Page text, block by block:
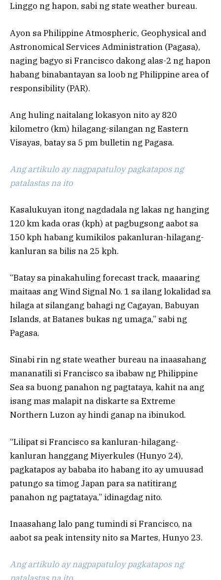
Linggo ng hapon, sabi ng state weather bureau.
Ayon sa Philippine Atmospheric, Geophysical and
Astronomical Services Administration (Pagasa),
naging bagyo si Francisco dakong alas-2 ng hapon
habang binabantayan sa loob ng Philippine area of ​​
responsibility (PAR).
Ang huling naitalang lokasyon nito ay 820
kilometro (km) hilagang-silangan ng Eastern
Visayas, batay sa 5 pm bulletin ng Pagasa.
Ang artikulo ay nagpapatuloy pagkatapos ng
patalastas na ito
Kasalukuyan itong nagdadala ng lakas ng hanging
120 km kada oras (kph) at pagbugsong aabot sa
150 kph habang kumikilos pakanluran-hilagang-
kanluran sa bilis na 25 kph.
“Batay sa pinakahuling forecast track, maaaring
maitaas ang Wind Signal No. 1 sa ilang lokalidad sa
hilaga at silangang bahagi ng Cagayan, Babuyan
Islands, at Batanes bukas ng umaga,” sabi ng
Pagasa.
Sinabi rin ng state weather bureau na inaasahang
mananatili si Francisco sa ibabaw ng Philippine
Sea sa buong panahon ng pagtataya, kahit na ang
isang mas malapit na diskarte sa Extreme
Northern Luzon ay hindi ganap na ibinukod.
“Lilipat si Francisco sa kanluran-hilagang-
kanluran hanggang Miyerkules (Hunyo 24),
pagkatapos ay bababa ito habang ito ay umuusad
patungo sa timog Japan para sa natitirang
panahon ng pagtataya,” idinagdag nito.
Inaasahang lalo pang tumindi si Francisco, na
aabot sa peak intensity nito sa Martes, Hunyo 23.
Ang artikulo ay nagpapatuloy pagkatapos ng